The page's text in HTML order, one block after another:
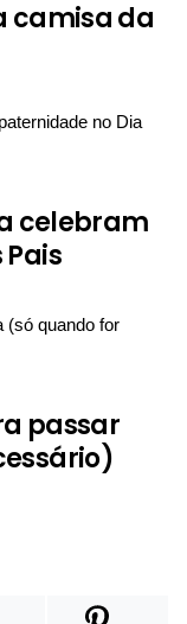
camisa da
celebram
passar